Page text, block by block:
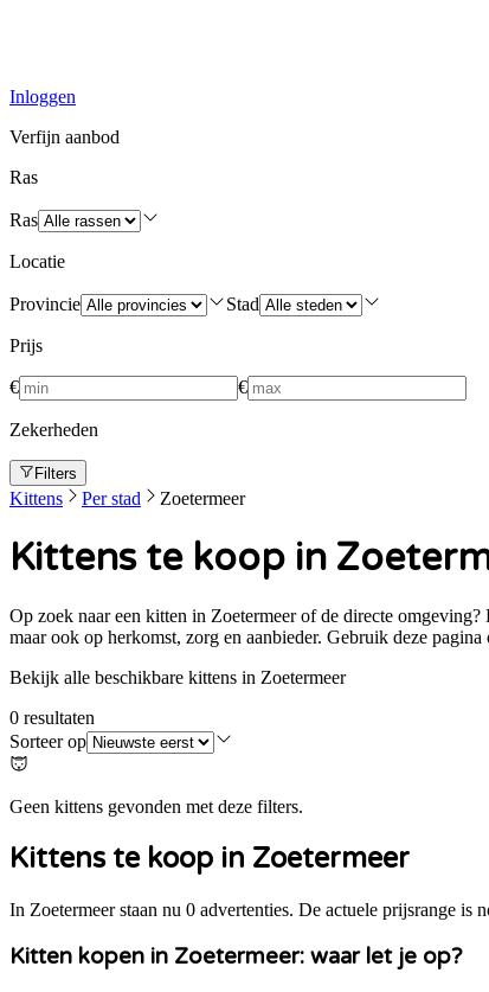
Inloggen
Verfijn aanbod
Ras
Ras
Locatie
Provincie Stad
Prijs
€ €
Zekerheden
Filters
Kittens Per stad Zoetermeer
Kittens te koop in
Op zoek naar een kitten in Zoetermeer of de directe
maar ook op herkomst, zorg en aanbieder. Gebruik deze
Bekijk alle beschikbare kittens in Zoetermeer
0 resultaten
Sorteer op
Geen kittens gevonden met deze filters.
Kittens te koop in Zoetermeer
In Zoetermeer staan nu 0 advertenties. De actuele prijsrange
Kitten kopen in Zoetermeer: waar let je op?